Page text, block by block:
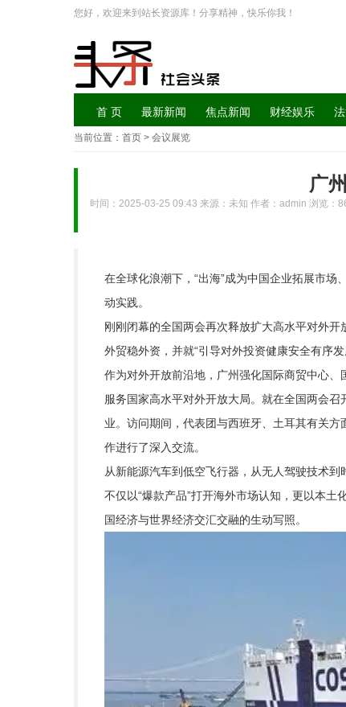
您好，欢迎来到站长资源库！分享精神，快乐你我！
首 页 最新新闻 焦点新闻 财经娱乐
当前位置： 首页 > 会议展览
广
时间：2025-03-25 09:43 来源：未知 作者：admin 浏览：
在全球化浪潮下，“出海”成为中国企业拓展市
动实践。
刚刚闭幕的全国两会再次释放扩大高水平对外
外贸稳外资，并就“引导对外投资健康安全有序发
作为对外开放前沿地，广州强化国际商贸中心
服务国家高水平对外开放大局。就在全国两会
业。访问期间，代表团与西班牙、土耳其有关
作进行了深入交流。
从新能源汽车到低空飞行器，从无人驾驶技术到
不仅以“爆款产品”打开海外市场认知，更以本
国经济与世界经济交汇交融的生动写照。